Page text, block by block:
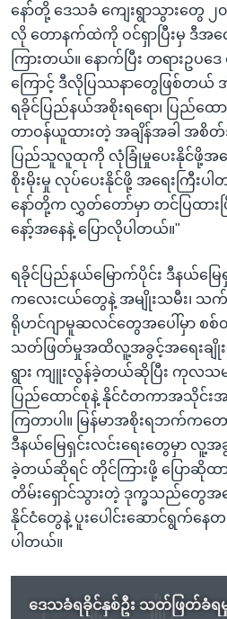
နော်တို့ ဒေသခံ ကျေးရွာသွားတွေ ၂
လို တောနက်ထဲကို ဝင်ရှာပြီးမှ ဒီ
ကြားတယ်။ နောက်ပြီး တရားဥပ
ကြောင့် ဒီလိုပြဿနာတွေဖြစ်တယ်
ရခိုင်ပြည်နယ်အစိုးရရော၊ ပြည်ထေ
တာဝန်ယူထားတဲ့ အချိန်အခါ အစိတ်
ပြည်သူလူထုကို လုံခြုံမှုပေးနိုင်ဖို့အရ
စိုးမိုးမှု လုပ်ပေးနိုင်ဖို့ အရေးကြီး
နော်တို့က လွှတ်တော်မှာ တင်ပြထား
နော့်အနေနဲ့ ပြောလိုပါတယ်။"
ရခိုင်ပြည်နယ်မြောက်ပိုင်း ဒီနယ်မြ
ကလေးငယ်တွေနဲ့ အမျိုးသမီး၊ သ
ရိုဟင်ဂျာမူဆလင်တွေအပေါ်မှာ စ
သတ်ဖြတ်မှုအထိလူ့အခွင့်အရေးချိုး
ရွား ကျူးလွန်ခဲ့တယ်ဆိုပြီး ကုလသ
ပြည်ထောင်စုနဲ့ နိုင်ငံတကာအသိုင်းအ
ကြတာပါ။ မြန်မာအစိုးရဘက်ကတော့
ဒီနယ်မြေရှင်းလင်းရေးတွေမှာ လူ့
ခဲ့တယ်ဆိုရင် တိုင်ကြားဖို့ ပြောဆိုထ
တိမ်းရှောင်သွားတဲ့ ဒုက္ခသည်တွေအ
နိုင်ငံတွေနဲ့ ပူးပေါင်းဆောင်ရွက်န
ပါတယ်။